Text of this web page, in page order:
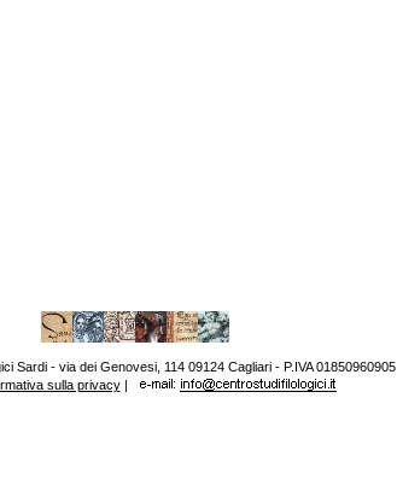
Sardi - via dei Genovesi, 114 09124 Cagliari - P.IVA 01850960905
sulla privacy|